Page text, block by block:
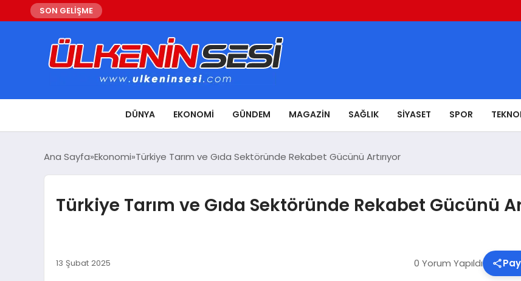
SON GELİŞME
DÜNYA EKONOMI GÜNDEM MAGAZIN SAĞLIK SIYASET SPOR
Ana Sayfa Ekonomi Türkiye Tarım ve Gıda Sektöründe Rekabet Gücünü Artırıyor
Türkiye Tarım ve Gıda Sektöründe Rekabet Gücünü
13 Şubat 2025 0 Yorum Yapıldı